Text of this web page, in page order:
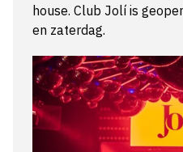
house. Club Jolí is
en zaterdag.